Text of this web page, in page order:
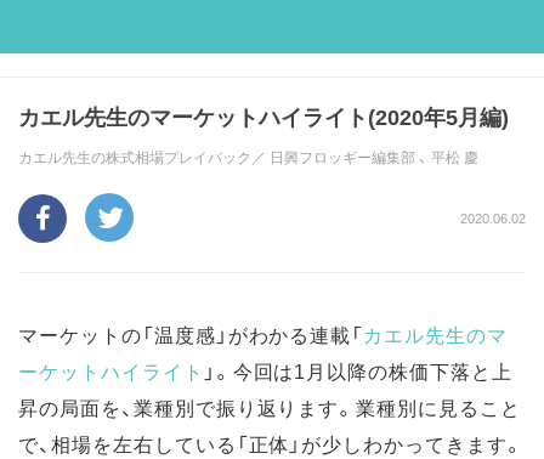
カエル先生のマーケットハイライト(2020年5月編)
カエル先生の株式相場プレイバック／ 日興フロッギー編集部 、 平松 慶
2020.06.02
マーケットの「温度感」がわかる連載「カエル先生のマ
ーケットハイライト 」。今回は1月以降の株価下落と上
昇の局面を、業種別で振り返ります。業種別に見ること
で、相場を左右している「正体」が少しわかってきます。